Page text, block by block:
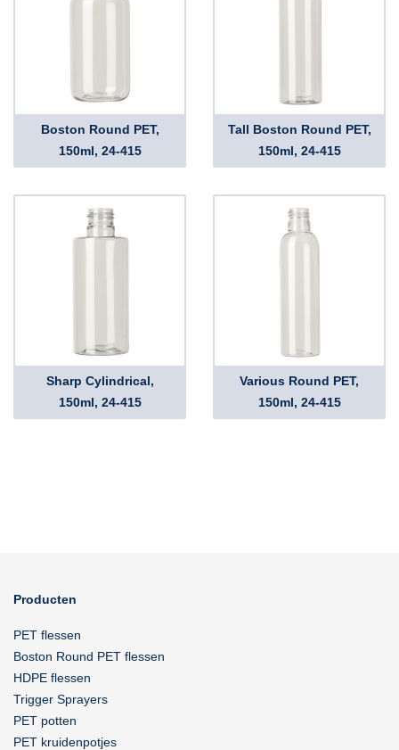
Boston Round PET,
150ml, 24-415
Tall Boston Round PET,
150ml, 24-415
Sharp Cylindrical,
150ml, 24-415
Various Round PET,
150ml, 24-415
Producten
PET flessen
Boston Round PET flessen
HDPE flessen
Trigger Sprayers
PET potten
PET kruidenpotjes